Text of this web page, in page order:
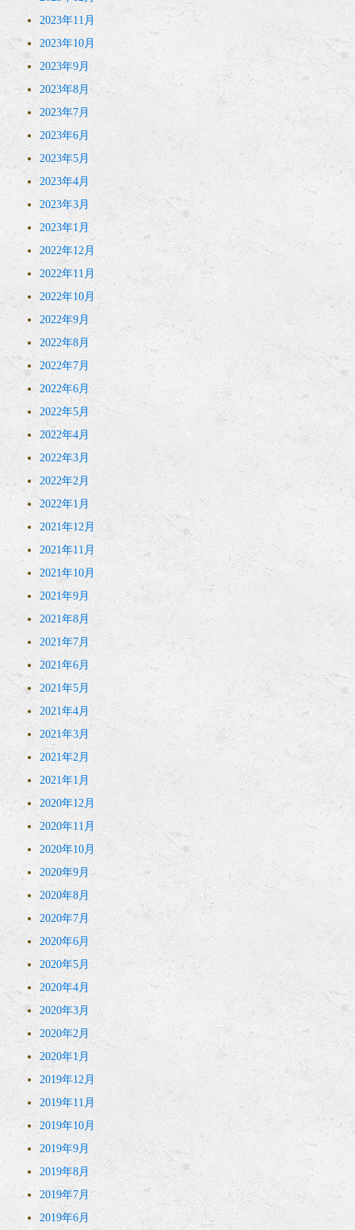
2023年11月
2023年10月
2023年9月
2023年8月
2023年7月
2023年6月
2023年5月
2023年4月
2023年3月
2023年1月
2022年12月
2022年11月
2022年10月
2022年9月
2022年8月
2022年7月
2022年6月
2022年5月
2022年4月
2022年3月
2022年2月
2022年1月
2021年12月
2021年11月
2021年10月
2021年9月
2021年8月
2021年7月
2021年6月
2021年5月
2021年4月
2021年3月
2021年2月
2021年1月
2020年12月
2020年11月
2020年10月
2020年9月
2020年8月
2020年7月
2020年6月
2020年5月
2020年4月
2020年3月
2020年2月
2020年1月
2019年12月
2019年11月
2019年10月
2019年9月
2019年8月
2019年7月
2019年6月